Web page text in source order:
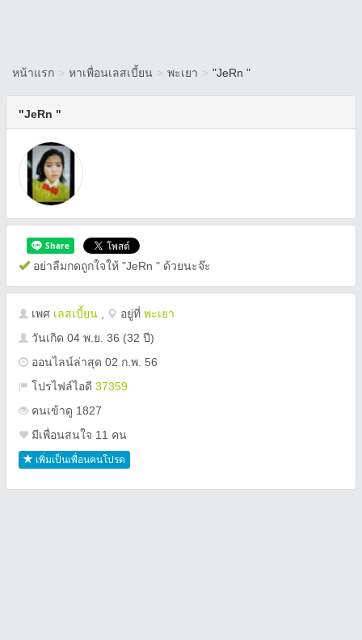
หน้าแรก > หาเพื่อนเลสเบี้ยน > พะเยา > "JeRn "
"JeRn "
อย่าลืมกดถูกใจให้ "JeRn " ด้วยนะจ๊ะ
เพศ เลสเบี้ยน อยู่ที่ พะเยา
วันเกิด 04 พ.ย. 36 (32 ปี)
ออนไลน์ล่าสุด 02 ก.พ. 56
โปรไฟล์ไอดี 37359
คนเข้าดู 1827
มีเพื่อนสนใจ 11 คน
เพิ่มเป็นเพื่อนคนโปรด